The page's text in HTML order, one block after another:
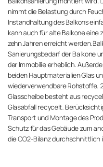
nimmt die Belastung durch
Instandhaltung des Balkons
kann auch für alte Balkone eine
zehn Jahren erreicht
Sanierungsbedarf der Balkone
der Immobilie erheblich.
beiden Hauptmaterialien Glas
wiederverwendbare Rohstoffe.
Glasscheibe besteht aus
Glasabfall recycelt.
Transport und Montage des
Schutz für das Gebäude zum
die CO2-Bilanz durchschnittlich